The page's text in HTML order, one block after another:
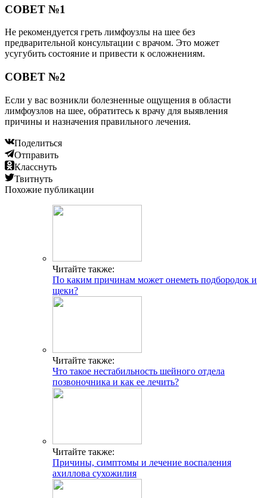
СОВЕТ №1
Не рекомендуется греть лимфоузлы на шее без
предварительной консультации с врачом. Это может
усугубить состояние и привести к осложнениям.
СОВЕТ №2
Если у вас возникли болезненные ощущения в области
лимфоузлов на шее, обратитесь к врачу для выявления
причины и назначения правильного лечения.
Поделиться
Отправить
Класснуть
Твитнуть
Похожие публикации
Читайте также:
По каким причинам может онеметь подбородок и
щеки?
Читайте также:
Что такое нестабильность шейного отдела
позвоночника и как ее лечить?
Читайте также:
Причины, симптомы и лечение воспаления
ахиллова сухожилия